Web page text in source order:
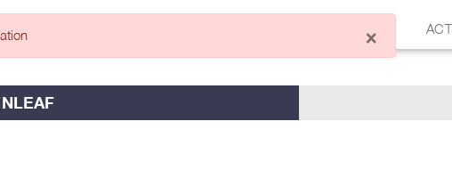
ARTICLES DES MEMBRES ×